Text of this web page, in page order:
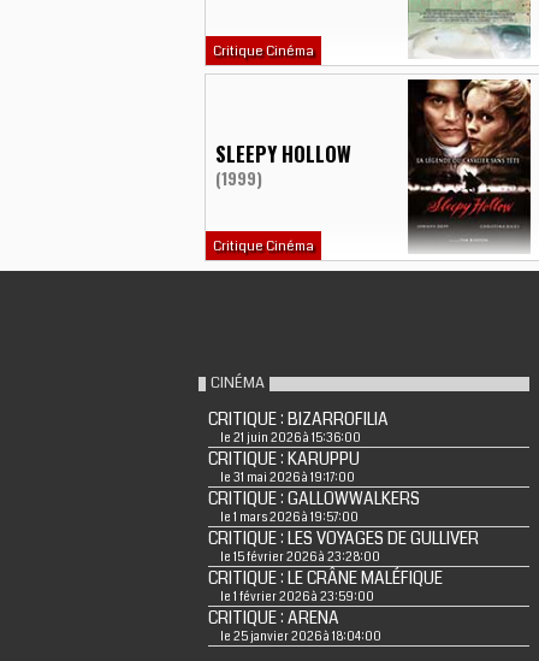
Critique Cinéma
SLEEPY HOLLOW
(1999)
Critique Cinéma
CINÉMA
CRITIQUE : BIZARROFILIA
le 21 juin 2026 à 15:36:00
CRITIQUE : KARUPPU
le 31 mai 2026 à 19:17:00
CRITIQUE : GALLOWWALKERS
le 1 mars 2026 à 19:57:00
CRITIQUE : LES VOYAGES DE GULLIVER
le 15 février 2026 à 23:28:00
CRITIQUE : LE CRÂNE MALÉFIQUE
le 1 février 2026 à 23:59:00
CRITIQUE : ARENA
le 25 janvier 2026 à 18:04:00